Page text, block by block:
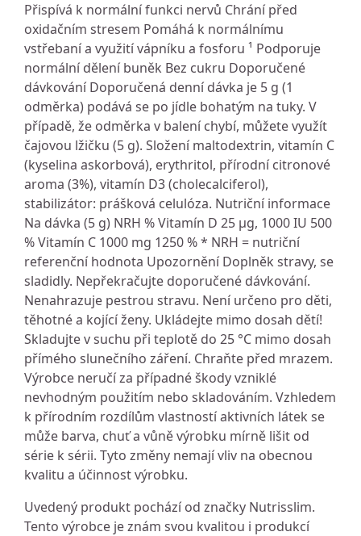
Přispívá k normální funkci nervů Chrání před
oxidačním stresem Pomáhá k normálnímu
vstřebaní a využití vápníku a fosforu ¹ Podporuje
normální dělení buněk Bez cukru Doporučené
dávkování Doporučená denní dávka je 5 g (1
odměrka) podává se po jídle bohatým na tuky. V
případě, že odměrka v balení chybí, můžete využít
čajovou lžičku (5 g). Složení maltodextrin, vitamín C
(kyselina askorbová), erythritol, přírodní citronové
aroma (3%), vitamín D3 (cholecalciferol),
stabilizátor: prášková celulóza. Nutriční informace
Na dávka (5 g) NRH % Vitamín D 25 μg, 1000 IU 500
% Vitamín C 1000 mg 1250 % * NRH = nutriční
referenční hodnota Upozornění Doplněk stravy, se
sladidly. Nepřekračujte doporučené dávkování.
Nenahrazuje pestrou stravu. Není určeno pro děti,
těhotné a kojící ženy. Ukládejte mimo dosah dětí!
Skladujte v suchu při teplotě do 25 °C mimo dosah
přímého slunečního záření. Chraňte před mrazem.
Výrobce neručí za případné škody vzniklé
nevhodným použitím nebo skladováním. Vzhledem
k přírodním rozdílům vlastností aktivních látek se
může barva, chuť a vůně výrobku mírně lišit od
série k sérii. Tyto změny nemají vliv na obecnou
kvalitu a účinnost výrobku.
Uvedený produkt pochází od značky Nutrisslim.
Tento výrobce je znám svou kvalitou i produkcí